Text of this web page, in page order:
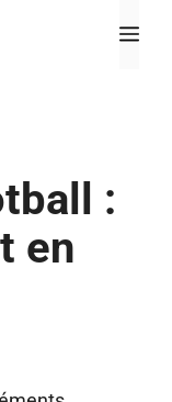
:
en